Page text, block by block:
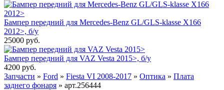
Бампер передний для Mercedes-Benz GL/GLS-klasse X166
2012>, б/у
25000 руб.
Бампер передний для VAZ Vesta 2015>, б/у
4200 руб.
Запчасти » Ford » Fiesta VI 2008-2017 » Оптика » Плата
заднего фонаря » арт.256444